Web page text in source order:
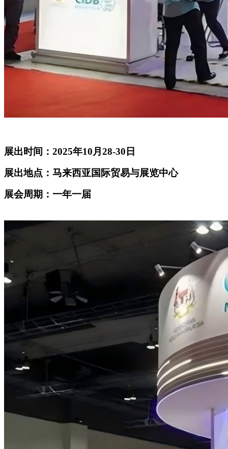
展出时间：2025年10月28-30日
展出地点：马来西亚国际贸易与展览中心
展会周期：一年一届